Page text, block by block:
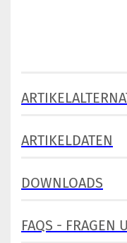
ARTIKELDATEN
DOWNLOADS
FAQS - FRAGEN